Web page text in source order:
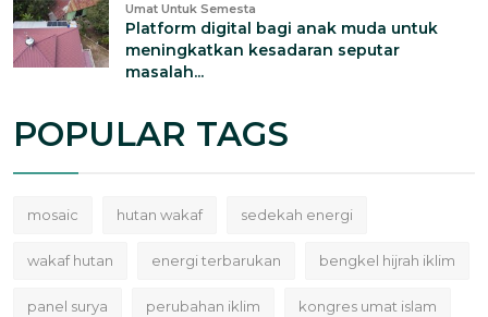
Umat Untuk Semesta
Platform digital bagi anak muda untuk
meningkatkan kesadaran seputar
masalah...
POPULAR TAGS
mosaic hutan wakaf sedekah energi
wakaf hutan energi terbarukan bengkel hijrah iklim
panel surya perubahan iklim kongres umat islam